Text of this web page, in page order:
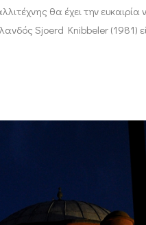
θα έχει την ευκαιρία
Sjoerd Knibbeler (1981)